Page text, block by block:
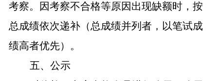
考察。因考察不合格等原因出现缺额时，按
总成绩依次递补（总成绩并列者，以笔试成
绩高者优先）。
五、公示